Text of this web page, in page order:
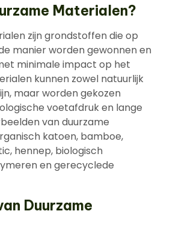
Materialen?
zijn grondstoffen die op
manier worden gewonnen en
minimale impact op het
kunnen zowel natuurlijk
maar worden gekozen
voetafdruk en lange
van duurzame
katoen, bamboe,
hennep, biologisch
en gerecyclede
Duurzame